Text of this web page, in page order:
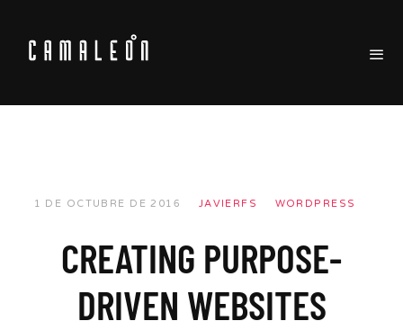
1 DE OCTUBRE DE 2016 JAVIERFS WORDPRESS
CREATING PURPOSE-
DRIVEN WEBSITES